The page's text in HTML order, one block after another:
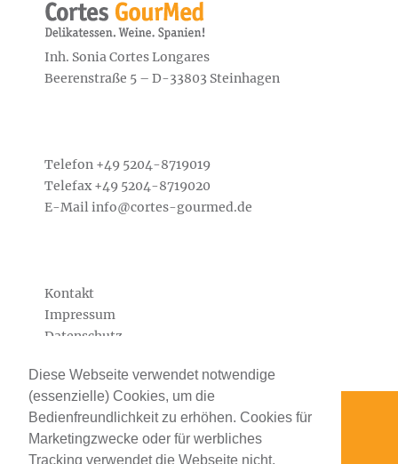
Diese Webseite verwendet notwendige
(essenzielle) Cookies, um die
Bedienfreundlichkeit zu erhöhen. Cookies für
Marketingzwecke oder für werbliches
Tracking verwendet die Webseite nicht.
Inh. Sonia Cortes Longares
Beerenstraße 5 – D-33803 Steinhagen
Telefon +49 5204-8719019
Telefax +49 5204-8719020
E-Mailinfo@cortes-gourmed.de
Kontakt
Impressum
Datenschutz